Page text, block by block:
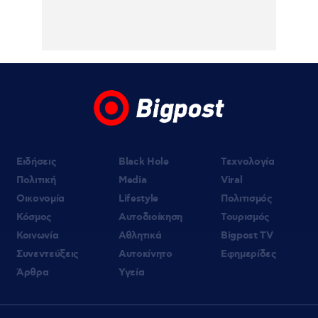
Ειδήσεις
Πολιτική
Οικονομία
Κόσμος
Κοινωνία
Συνεντεύξεις
Άρθρα
Black Hole
Media
Lifestyle
Αυτοδιοίκηση
Αθλητικά
Αυτοκίνητο
Υγεία
Τεχνολογία
Viral
Πολιτισμός
Τουρισμός
Bigpost TV
Εφημερίδες